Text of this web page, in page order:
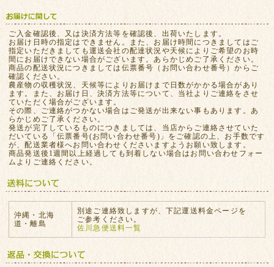
ご入金確認後、又は決済方法等を確認後、出荷いたします。
お届け日時の指定はできません。また、お届け時間につきましてはご
指定いただきましても運送会社の配達状況や天候によりご希望のお時
間にお届けできない場合がございます。あらかじめご了承ください。
商品の配送状況につきましては伝票番号（お問い合わせ番号）からご
確認ください。
農産物の収穫状況、天候等によりお届けまで日数がかかる場合があり
ます。また、お届け日、決済方法等について、当社よりご連絡をさせ
ていただく場合がございます。
その際、ご連絡がつかない場合はご発送が出来ない事もあります。あ
らかじめご了承ください。
発送が完了しているものにつきましては、当店からご連絡させていた
だいている「伝票番号(お問い合わせ番号)」をご確認の上、お手数です
が、配送業者様へお問い合わせくださいますようお願い致します。
商品発送後1週間以上経過しても到着しない場合はお問い合わせフォー
ムよりご連絡ください。
沖縄・北海
道・離島
別途ご連絡致しますが、下記運送料金ページを
ご参考ください。
佐川急便送料一覧